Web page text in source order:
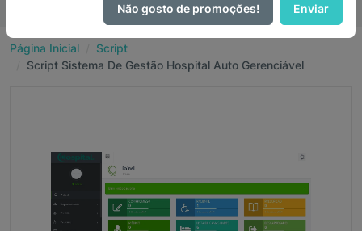
de Agosto.
Página Inicial
Script
Script Sistema De Gestão Hospital Auto Gerenciável
Não gosto de promoções! Enviar